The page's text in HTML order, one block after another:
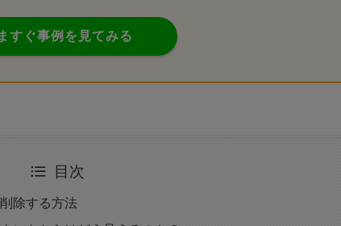
すぐ事例を見てみる
目次
除する方法